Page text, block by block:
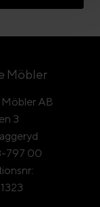
Möbler
AB
3
797 00